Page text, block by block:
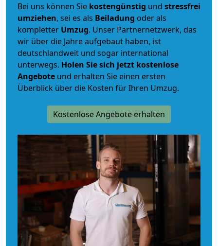
Bei uns können Sie kostengünstig und stressfrei
umziehen, sei es als Beiladung oder als
kompletter Umzug. Unser Partnernetzwerk, das
wir über die Jahre aufgebaut haben, ist
deutschlandweit und sogar international
unterwegs. Holen Sie sich jetzt kostenlose
Angebote und erhalten Sie einen ersten
Überblick über die Kosten für Ihren Umzug.
Kostenlose Angebote erhalten